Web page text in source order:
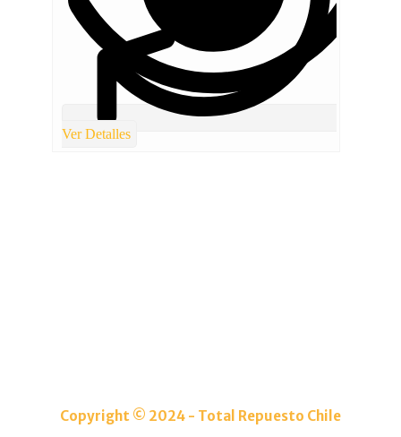
Ver Detalles
Copyright © 2024 - Total Repuesto Chile